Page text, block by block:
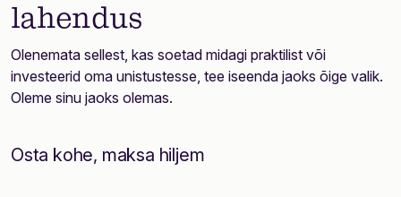
lahendus
Olenemata sellest, kas soetad midagi praktilist või
investeerid oma unistustesse, tee iseenda jaoks õige valik.
Oleme sinu jaoks olemas.
Osta kohe, maksa hiljem